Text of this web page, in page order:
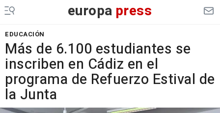
europa press
EDUCACIÓN
Más de 6.100 estudiantes se
inscriben en Cádiz en el
programa de Refuerzo Estival de
la Junta